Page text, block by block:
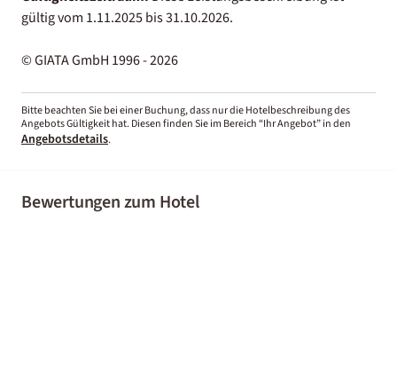
gültig vom 1.11.2025 bis 31.10.2026.
© GIATA GmbH 1996 - 2026
Bitte beachten Sie bei einer Buchung, dass nur die Hotelbeschreibung des
Angebots Gültigkeit hat. Diesen finden Sie im Bereich “Ihr Angebot” in den
Angebotsdetails.
Bewertungen zum Hotel